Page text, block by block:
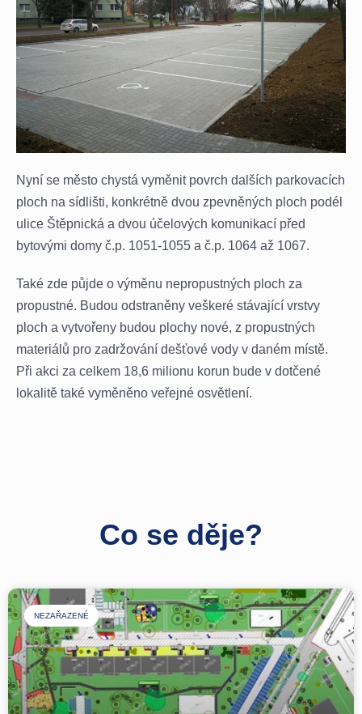
Nyní se město chystá vyměnit povrch dalších parkovacích
ploch na sídlišti, konkrétně dvou zpevněných ploch podél
ulice Štěpnická a dvou účelových komunikací před
bytovými domy č.p. 1051-1055 a č.p. 1064 až 1067.
Také zde půjde o výměnu nepropustných ploch za
propustné. Budou odstraněny veškeré stávající vrstvy
ploch a vytvořeny budou plochy nové, z propustných
materiálů pro zadržování dešťové vody v daném místě.
Při akci za celkem 18,6 milionu korun bude v dotčené
lokalitě také vyměněno veřejné osvětlení.
Co se děje?
NEZAŘAZENÉ